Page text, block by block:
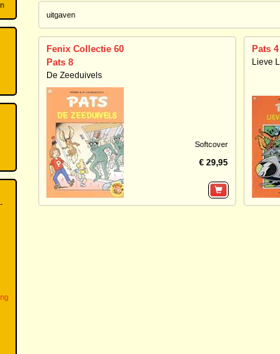
uitgaven
Fenix Collectie 60
Pats 8
De Zeeduivels
Softcover
€ 29,95
Pats 4
Lieve